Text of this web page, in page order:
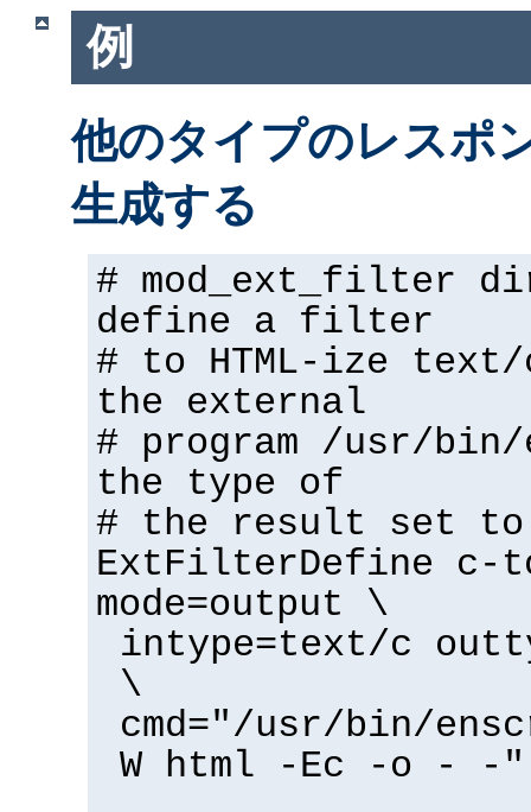
例
他のタイプのレスポ
生成する
# mod_ext_filter
define a filter
# to HTML-ize
the external
# program /usr/
the type of
# the result set
ExtFilterDefine c-
mode=output \
intype=text/c
\
cmd="/usr/bin/
W html -Ec -o - -"